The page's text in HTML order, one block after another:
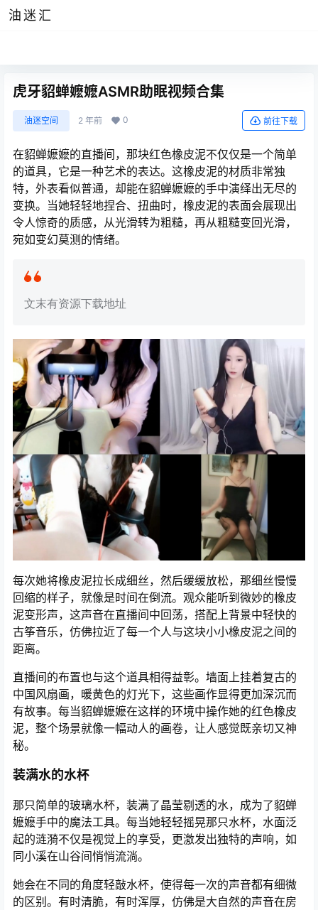
油迷汇
虎牙貂蝉嬷嬷ASMR助眠视频合集
油迷空间 2 年前 0 前往下载
在貂蝉嬷嬷的直播间，那块红色橡皮泥不仅仅是一个简单
的道具，它是一种艺术的表达。这橡皮泥的材质非常独
特，外表看似普通，却能在貂蝉嬷嬷的手中演绎出无尽的
变换。当她轻轻地捏合、扭曲时，橡皮泥的表面会展现出
令人惊奇的质感，从光滑转为粗糙，再从粗糙变回光滑，
宛如变幻莫测的情绪。
文末有资源下载地址
每次她将橡皮泥拉长成细丝，然后缓缓放松，那细丝慢慢
回缩的样子，就像是时间在倒流。观众能听到微妙的橡皮
泥变形声，这声音在直播间中回荡，搭配上背景中轻快的
古筝音乐，仿佛拉近了每一个人与这块小小橡皮泥之间的
距离。
直播间的布置也与这个道具相得益彰。墙面上挂着复古的
中国风扇画，暖黄色的灯光下，这些画作显得更加深沉而
有故事。每当貂蝉嬷嬷在这样的环境中操作她的红色橡皮
泥，整个场景就像一幅动人的画卷，让人感觉既亲切又神
秘。
装满水的水杯
那只简单的玻璃水杯，装满了晶莹剔透的水，成为了貂蝉
嬷嬷手中的魔法工具。每当她轻轻摇晃那只水杯，水面泛
起的涟漪不仅是视觉上的享受，更激发出独特的声响，如
同小溪在山谷间悄悄流淌。
她会在不同的角度轻敲水杯，使得每一次的声音都有细微
的区别。有时清脆，有时浑厚，仿佛是大自然的声音在房